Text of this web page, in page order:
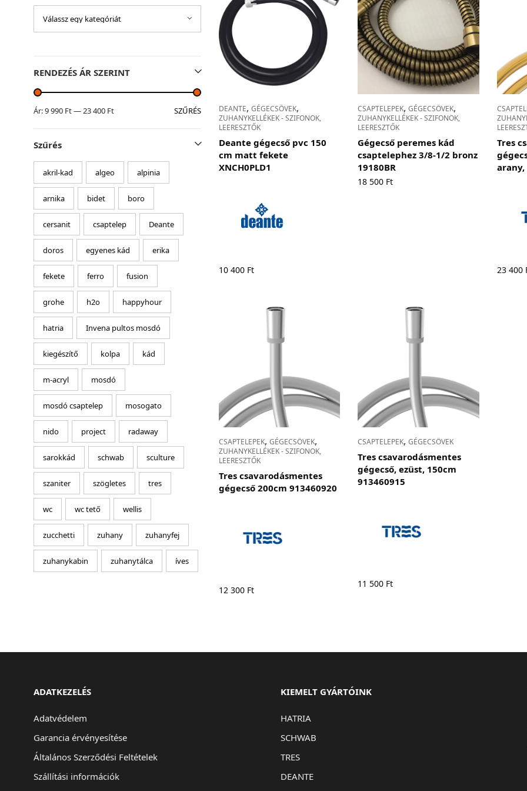
RENDEZÉS ÁR SZERINT
SZŰRÉS
Ár:9 990 Ft—23 400 Ft
Szűrés
akril-kad algeo alpinia
arnika bidet boro
cersanit csaptelep Deante
doros egyenes kád erika
fekete ferro fusion
grohe h2o happyhour
hatria Invena pultos mosdó
kiegészítő kolpa kád
m-acryl mosdó
mosdó csaptelep mosogato
nido project radaway
sarokkád schwab sculture
szaniter szögletes tres
wc wc tető wellis
zucchetti zuhany zuhanyfej
zuhanykabin zuhanytálca íves
DEANTE, GÉGECSÖVEK,
ZUHANYKELLÉKEK - SZIFONOK,
LEERESZTŐK
Deante gégecső pvc 150
cm matt fekete
XNCH0PLD1
10 400 Ft
CSAPTELEPEK,GÉGECSÖVEK,
ZUHANYKELLÉKEK - SZIFONOK,
LEERESZTŐK
Gégecső peremes kád
csaptelephez 3/8-1/2 bronz
19180BR
18 500 Ft
Tres
arany,
23 400
CSAPTELEPEK, GÉGECSÖVEK,
ZUHANYKELLÉKEK - SZIFONOK,
LEERESZTŐK
Tres csavarodásmentes
gégecső 200cm 913460920
12 300 Ft
CSAPTELEPEK,GÉGECSÖVEK
Tres csavarodásmentes
gégecső, ezüst, 150cm
913460915
11 500 Ft
ADATKEZELÉS
Adatvédelem
Garancia érvényesítése
Általános Szerződési Feltételek
Szállítási információk
KIEMELT GYÁRTÓINK
HATRIA
SCHWAB
TRES
DEANTE
AKCIÓS TERMÉKEK
Garancia érvényesítése
Általános Szerződési Feltételek
Szállítási információk
Copyright © 2021 Premium WordPress Themes. All rights reserved.